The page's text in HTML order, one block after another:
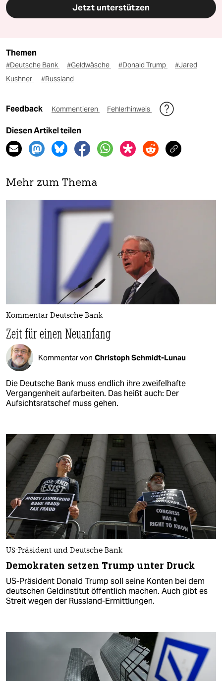
Jetzt unterstützen
Themen
#Deutsche Bank #Geldwäsche #Donald Trump
#Jared
Kushner
#Russland
Feedback Kommentieren Fehlerhinweis
Diesen Artikel teilen
Mehr zum Thema
Kommentar Deutsche Bank
Zeit für einen Neuanfang
Kommentar von Christoph Schmidt-Lunau
Die Deutsche Bank muss endlich ihre zweifelhafte
Vergangenheit aufarbeiten. Das heißt auch: Der
Aufsichtsratschef muss gehen.
US-Präsident und Deutsche Bank
Demokraten setzen Trump unter Druck
US-Präsident Donald Trump soll seine Konten bei dem
deutschen Geldinstitut öffentlich machen. Auch gibt es
Streit wegen der Russland-Ermittlungen.